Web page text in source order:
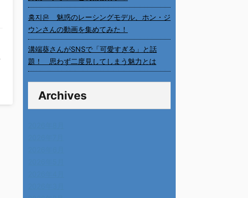
홍지은 魅惑のレーシングモデル、ホン・ジ
ウンさんの動画を集めてみた！
溝端葵さんがSNSで「可愛すぎる」と話
題！ 思わず二度見してしまう魅力とは
Archives